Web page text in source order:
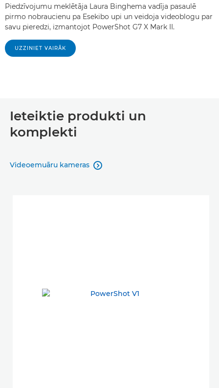
Piedzīvojumu meklētāja Laura Binghema vadīja pasaulē
pirmo nobraucienu pa Esekibo upi un veidoja videoblogu par
savu pieredzi, izmantojot PowerShot G7 X Mark II.
UZZINIET VAIRĀK
Ieteiktie produkti un
komplekti
Videoemuāru kameras 